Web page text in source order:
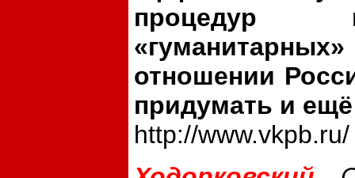
процедур
отношении
придумать и
http://www.vkpb.ru/